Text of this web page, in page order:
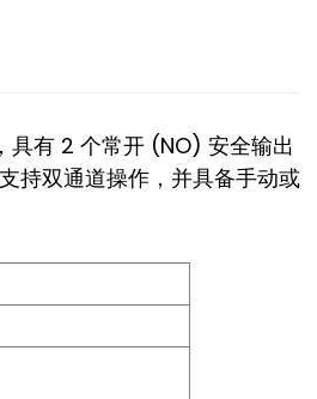
具有 2 个常开 (NO) 安全输出
持双通道操作，并具备手动或